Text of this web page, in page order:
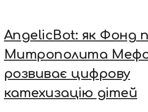
AngelicBot: як Фонд
Митрополита
розвиває цифрову
катехизацію дітей